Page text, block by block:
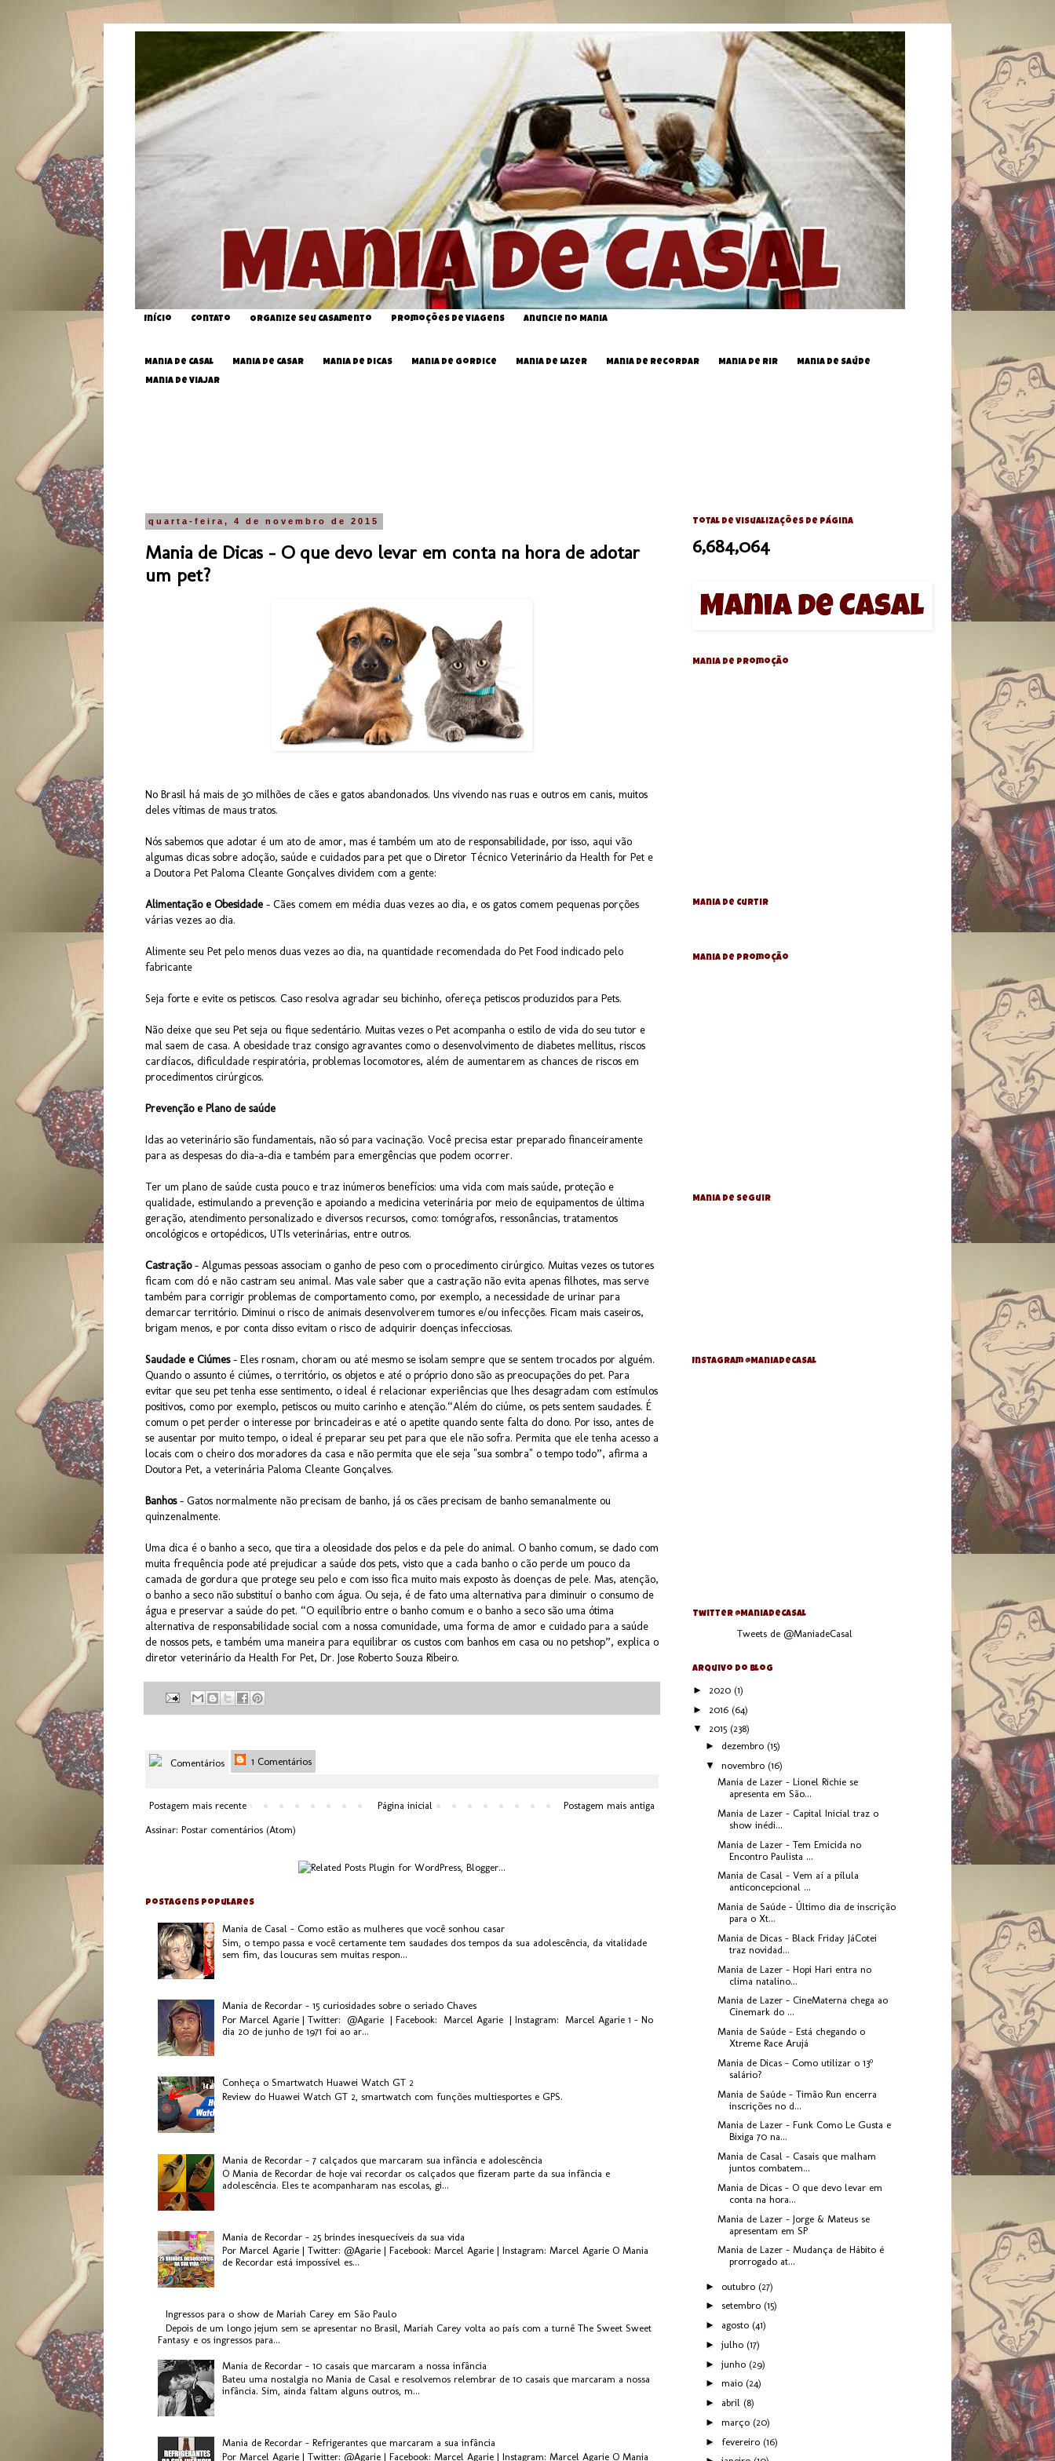
Início Contato Organize seu Casamento Promoções de Viagens Anuncie no Mania
Mania de Casal Mania de Casar Mania de Dicas Mania de Gordice Mania de Lazer Mania de Recordar Mania de Rir Mania de Saúde
Mania de Viajar
quarta-feira, 4 de novembro de 2015
Mania de Dicas - O que devo levar em conta na hora de adotar
um pet?
No Brasil há mais de 30 milhões de cães e gatos abandonados. Uns vivendo nas ruas e outros em canis, muitos
deles vítimas de maus tratos.
Nós sabemos que adotar é um ato de amor, mas é também um ato de responsabilidade, por isso, aqui vão
algumas dicas sobre adoção, saúde e cuidados para pet que o Diretor Técnico Veterinário da Health for Pet e
a Doutora Pet Paloma Cleante Gonçalves dividem com a gente:
Alimentação e Obesidade - Cães comem em média duas vezes ao dia, e os gatos comem pequenas porções
várias vezes ao dia.
Alimente seu Pet pelo menos duas vezes ao dia, na quantidade recomendada do Pet Food indicado pelo
fabricante
Seja forte e evite os petiscos. Caso resolva agradar seu bichinho, ofereça petiscos produzidos para Pets.
Não deixe que seu Pet seja ou fique sedentário. Muitas vezes o Pet acompanha o estilo de vida do seu tutor e
mal saem de casa. A obesidade traz consigo agravantes como o desenvolvimento de diabetes mellitus, riscos
cardíacos, dificuldade respiratória, problemas locomotores, além de aumentarem as chances de riscos em
procedimentos cirúrgicos.
Prevenção e Plano de saúde
Idas ao veterinário são fundamentais, não só para vacinação. Você precisa estar preparado financeiramente
para as despesas do dia-a-dia e também para emergências que podem ocorrer.
Ter um plano de saúde custa pouco e traz inúmeros benefícios: uma vida com mais saúde, proteção e
qualidade, estimulando a prevenção e apoiando a medicina veterinária por meio de equipamentos de última
geração, atendimento personalizado e diversos recursos, como: tomógrafos, ressonâncias, tratamentos
oncológicos e ortopédicos, UTIs veterinárias, entre outros.
Castração- Algumas pessoas associam o ganho de peso com o procedimento cirúrgico. Muitas vezes os tutores
ficam com dó e não castram seu animal. Mas vale saber que a castração não evita apenas filhotes, mas serve
também para corrigir problemas de comportamento como, por exemplo, a necessidade de urinar para
demarcar território. Diminui o risco de animais desenvolverem tumores e/ou infecções. Ficam mais caseiros,
brigam menos, e por conta disso evitam o risco de adquirir doenças infecciosas.
Saudade e Ciúmes- Eles rosnam, choram ou até mesmo se isolam sempre que se sentem trocados por alguém.
Quando o assunto é ciúmes, o território, os objetos e até o próprio dono são as preocupações do pet. Para
evitar que seu pet tenha esse sentimento, o ideal é relacionar experiências que lhes desagradam com estímulos
positivos, como por exemplo, petiscos ou muito carinho e atenção.“Além do ciúme, os pets sentem saudades. É
comum o pet perder o interesse por brincadeiras e até o apetite quando sente falta do dono. Por isso, antes de
se ausentar por muito tempo, o ideal é preparar seu pet para que ele não sofra. Permita que ele tenha acesso a
locais com o cheiro dos moradores da casa e não permita que ele seja "sua sombra" o tempo todo”, afirma a
Doutora Pet, a veterinária Paloma Cleante Gonçalves.
Banhos- Gatos normalmente não precisam de banho, já os cães precisam de banho semanalmente ou
quinzenalmente.
Uma dica é o banho a seco, que tira a oleosidade dos pelos e da pele do animal. O banho comum, se dado com
muita frequência pode até prejudicar a saúde dos pets, visto que a cada banho o cão perde um pouco da
camada de gordura que protege seu pelo e com isso fica muito mais exposto às doenças de pele. Mas, atenção,
o banho a seco não substituí o banho com água. Ou seja, é de fato uma alternativa para diminuir o consumo de
água e preservar a saúde do pet. “O equilíbrio entre o banho comum e o banho a seco são uma ótima
alternativa de responsabilidade social com a nossa comunidade, uma forma de amor e cuidado para a saúde
de nossos pets, e também uma maneira para equilibrar os custos com banhos em casa ou no petshop”, explica o
diretor veterinário da Health For Pet, Dr. Jose Roberto Souza Ribeiro.
Comentários 1 Comentários
Postagem mais recente Postagem mais antiga
Página inicial
Assinar: Postar comentários (Atom)
Postagens populares
Mania de Casal - Como estão as mulheres que você sonhou casar
Sim, o tempo passa e você certamente tem saudades dos tempos da sua adolescência, da vitalidade
sem fim, das loucuras sem muitas respon...
Mania de Recordar - 15 curiosidades sobre o seriado Chaves
Por Marcel Agarie | Twitter: @Agarie | Facebook: Marcel Agarie | Instagram: Marcel Agarie 1 - No
dia 20 de junho de 1971 foi ao ar...
Conheça o Smartwatch Huawei Watch GT 2
Review do Huawei Watch GT 2, smartwatch com funções multiesportes e GPS.
Mania de Recordar - 7 calçados que marcaram sua infância e adolescência
O Mania de Recordar de hoje vai recordar os calçados que fizeram parte da sua infância e
adolescência. Eles te acompanharam nas escolas, gi...
Mania de Recordar - 25 brindes inesquecíveis da sua vida
Por Marcel Agarie | Twitter: @Agarie | Facebook: Marcel Agarie | Instagram: Marcel Agarie O Mania
de Recordar está impossível es...
Ingressos para o show de Mariah Carey em São Paulo
Depois de um longo jejum sem se apresentar no Brasil, Mariah Carey volta ao país com a turnê The Sweet Sweet
Fantasy e os ingressos para...
Mania de Recordar - 10 casais que marcaram a nossa infância
Bateu uma nostalgia no Mania de Casal e resolvemos relembrar de 10 casais que marcaram a nossa
infância. Sim, ainda faltam alguns outros, m...
Mania de Recordar - Refrigerantes que marcaram a sua infância
Por Marcel Agarie | Twitter: @Agarie | Facebook: Marcel Agarie | Instagram: Marcel Agarie O Mania
Total de visualizações de página
6,684,064
Mania de Promoção
Mania de Curtir
Mania De Promoção
Mania de Seguir
Instagram @ManiaDeCasal
Twitter @ManiaDeCasal
Tweets de @ManiadeCasal
Arquivo do blog
► 2020 (1)
► 2016 (64)
▼ 2015 (238)
► dezembro (15)
▼ novembro (16)
Mania de Lazer - Lionel Richie se
apresenta em São...
Mania de Lazer - Capital Inicial traz o
show inédi...
Mania de Lazer - Tem Emicida no
Encontro Paulista ...
Mania de Casal - Vem aí a pílula
anticoncepcional ...
Mania de Saúde - Último dia de inscrição
para o Xt...
Mania de Dicas - Black Friday JáCotei
traz novidad...
Mania de Lazer - Hopi Hari entra no
clima natalino...
Mania de Lazer - CineMaterna chega ao
Cinemark do ...
Mania de Saúde - Está chegando o
Xtreme Race Arujá
Mania de Dicas - Como utilizar o 13º
salário?
Mania de Saúde - Timão Run encerra
inscrições no d...
Mania de Lazer - Funk Como Le Gusta e
Bixiga 70 na...
Mania de Casal - Casais que malham
juntos combatem...
Mania de Dicas - O que devo levar em
conta na hora...
Mania de Lazer - Jorge & Mateus se
apresentam em SP
Mania de Lazer - Mudança de Hábito é
prorrogado at...
► outubro (27)
► setembro (15)
► agosto (41)
► julho (17)
► junho (29)
► maio (24)
► abril (8)
► março (20)
► fevereiro (16)